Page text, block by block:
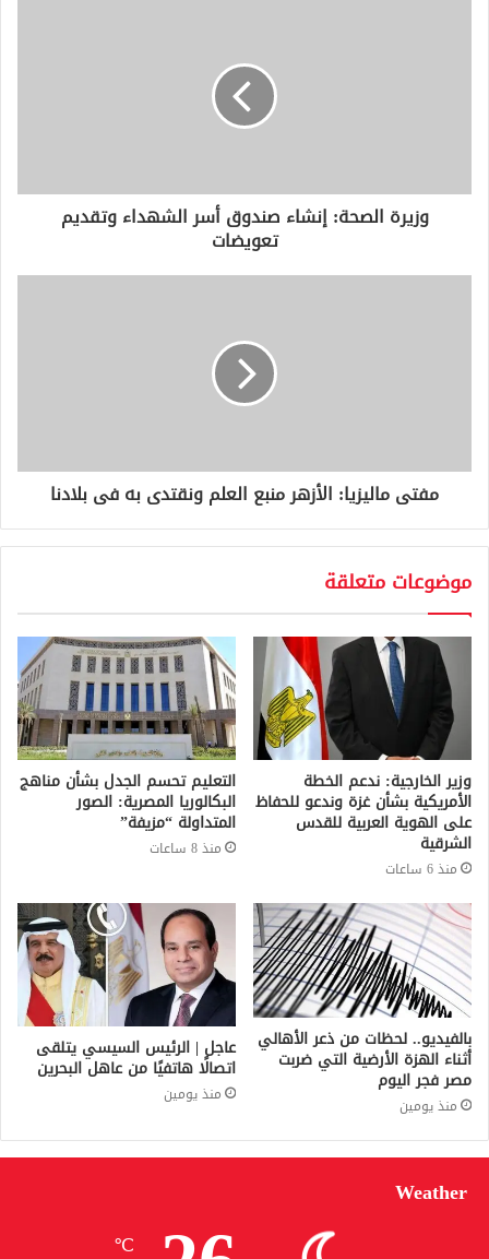
ر
وزيرة الصحة: إنشاء صندوق أسر الشهداء وتقديم
تعويضات
مفتى ماليزيا: الأزهر منبع العلم ونقتدى به فى بلادنا
موضوعات متعلقة
وزير الخارجية: ندعم الخطة
الأمريكية بشأن غزة وندعو للحفاظ
على الهوية العربية للقدس
الشرقية
منذ 6 ساعات
التعليم تحسم الجدل بشأن مناهج
البكالوريا المصرية: الصور
المتداولة “مزيفة”
منذ 8 ساعات
بالفيديو.. لحظات من ذعر الأهالي
أثناء الهزة الأرضية التي ضربت
مصر فجر اليوم
منذ يومين
عاجل | الرئيس السيسي يتلقى
اتصالًا هاتفيًا من عاهل البحرين
منذ يومين
Weather
℃